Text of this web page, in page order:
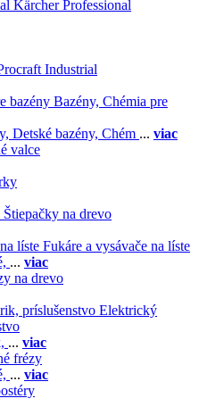
Kärcher Professional
Industrial
Bazény, Chémia pre
Detské bazény, Chém ... viac
valce
Štiepačky na drevo
Fukáre a vysávače na líste
... viac
na drevo
Elektrický
... viac
frézy
... viac